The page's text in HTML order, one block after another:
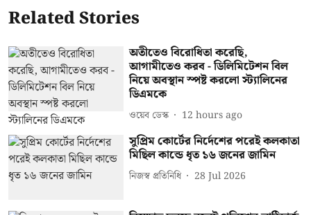
Related Stories
অতীতেও বিরোধিতা করেছি,
আগামীতেও করব - ডিলিমিটেশন বিল
নিয়ে অবস্থান স্পষ্ট করলো স্ট্যালিনের
ডিএমকে
ওয়েব ডেস্ক 12 hours ago
সুপ্রিম কোর্টের নির্দেশের পরেই কলকাতা
মিছিল কান্ডে ধৃত ১৬ জনের জামিন
নিজস্ব প্রতিনিধি 28 Jul 2026